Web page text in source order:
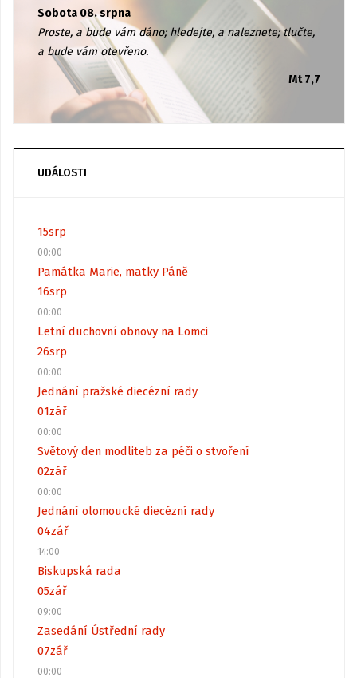
Sobota 08. srpna
Proste, a bude vám dáno; hledejte, a naleznete; tlučte,
a bude vám otevřeno.
Mt 7,7
UDÁLOSTI
15srp
00:00
Památka Marie, matky Páně
16srp
00:00
Letní duchovní obnovy na Lomci
26srp
00:00
Jednání pražské diecézní rady
01zář
00:00
Světový den modliteb za péči o stvoření
02zář
00:00
Jednání olomoucké diecézní rady
04zář
14:00
Biskupská rada
05zář
09:00
Zasedání Ústřední rady
07zář
00:00